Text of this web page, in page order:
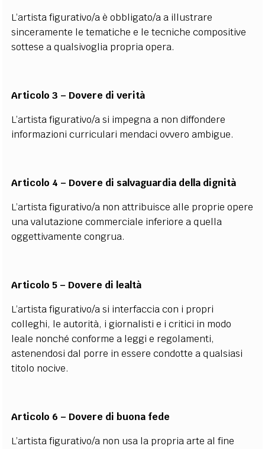
L’artista figurativo/a è obbligato/a a illustrare
sinceramente le tematiche e le tecniche compositive
sottese a qualsivoglia propria opera.
Articolo 3 – Dovere di verità
L’artista figurativo/a si impegna a non diffondere
informazioni curriculari mendaci ovvero ambigue.
Articolo 4 – Dovere di salvaguardia della dignità
L’artista figurativo/a non attribuisce alle proprie opere
una valutazione commerciale inferiore a quella
oggettivamente congrua.
Articolo 5 – Dovere di lealtà
L’artista figurativo/a si interfaccia con i propri
colleghi, le autorità, i giornalisti e i critici in modo
leale nonché conforme a leggi e regolamenti,
astenendosi dal porre in essere condotte a qualsiasi
titolo nocive.
Articolo 6 – Dovere di buona fede
L’artista figurativo/a non usa la propria arte al fine